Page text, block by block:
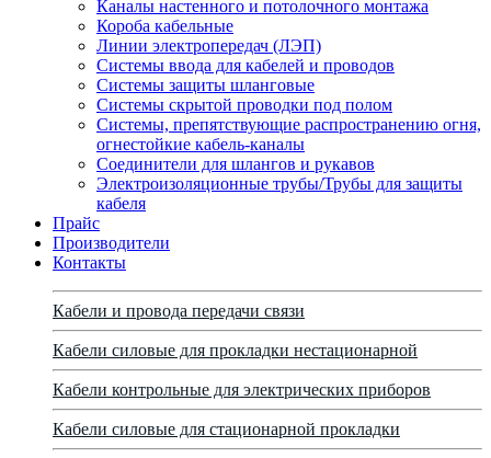
Каналы настенного и потолочного монтажа
Короба кабельные
Линии электропередач (ЛЭП)
Системы ввода для кабелей и проводов
Системы защиты шланговые
Системы скрытой проводки под полом
Системы, препятствующие распространению огня,
огнестойкие кабель-каналы
Соединители для шлангов и рукавов
Электроизоляционные трубы/Трубы для защиты
кабеля
Прайс
Производители
Контакты
Кабели и провода передачи связи
Кабели силовые для прокладки нестационарной
Кабели контрольные для электрических приборов
Кабели силовые для стационарной прокладки